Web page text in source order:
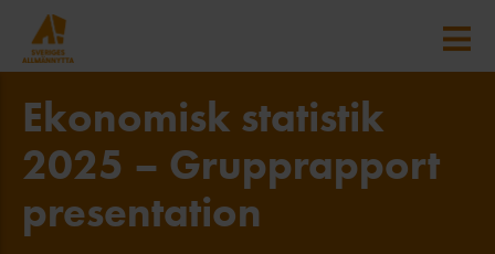
Ekonomisk statistik
2025 – Grupprapport
presentation